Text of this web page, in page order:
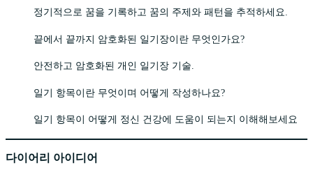
정기적으로 꿈을 기록하고 꿈의 주제와 패턴을 추적하세요.
끝에서 끝까지 암호화된 일기장이란 무엇인가요?
안전하고 암호화된 개인 일기장 기술.
일기 항목이란 무엇이며 어떻게 작성하나요?
일기 항목이 어떻게 정신 건강에 도움이 되는지 이해해보세요
다이어리 아이디어